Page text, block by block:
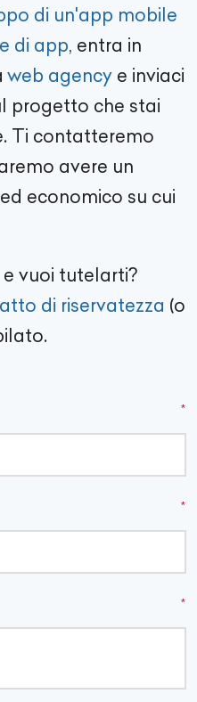
di un'app mobile
di app, entra in
web agency e inviaci
progetto che stai
Ti contatteremo
avere un
economico su cui
vuoi tutelarti?
di riservatezza (o